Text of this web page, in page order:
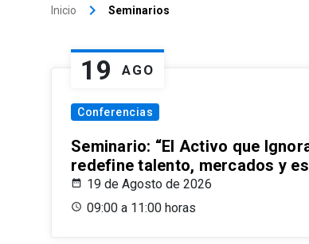
Inicio keyboard_arrow_right Seminarios
19 AGO
Conferencias
Seminario: “El Activo que
redefine talento, mercados y
19 de Agosto de 2026
09:00 a 11:00 horas